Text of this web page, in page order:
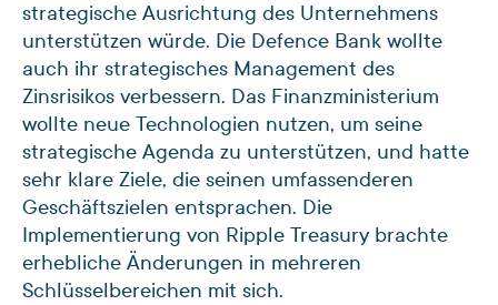
strategische Ausrichtung des Unternehmens
unterstützen würde. Die Defence Bank wollte
auch ihr strategisches Management des
Zinsrisikos verbessern. Das Finanzministerium
wollte neue Technologien nutzen, um seine
strategische Agenda zu unterstützen, und hatte
sehr klare Ziele, die seinen umfassenderen
Geschäftszielen entsprachen. Die
Implementierung von Ripple Treasury brachte
erhebliche Änderungen in mehreren
Schlüsselbereichen mit sich.